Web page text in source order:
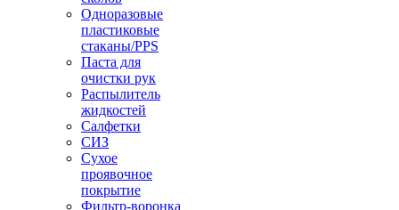
Одноразовые
пластиковые
стаканы/PPS
Паста для
очистки рук
Распылитель
жидкостей
Салфетки
СИЗ
Сухое
проявочное
покрытие
Фильтр-воронка